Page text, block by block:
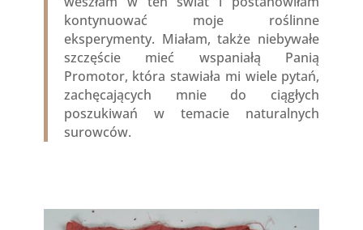
kontynuować moje roślinne
eksperymenty. Miałam, także niebywałe
szczęście mieć wspaniałą Panią
Promotor, która stawiała mi wiele pytań,
zachęcających mnie do ciągłych
poszukiwań w temacie naturalnych
surowców.